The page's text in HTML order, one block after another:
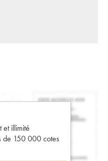
et illimité
de 150 000 cotes